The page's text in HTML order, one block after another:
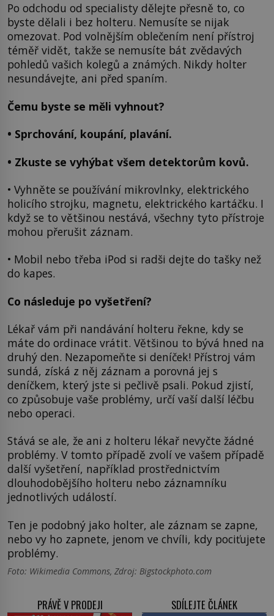
Po odchodu od specialisty dělejte přesně to, co
byste dělali i bez holteru. Nemusíte se nijak
omezovat. Pod volnějším oblečením není přístroj
téměř vidět, takže se nemusíte bát zvědavých
pohledů vašich kolegů a známých. Nikdy holter
nesundávejte, ani před spaním.
Čemu byste se měli vyhnout?
• Sprchování, koupání, plavání.
• Zkuste se vyhýbat všem detektorům kovů.
• Vyhněte se používání mikrovlnky, elektrického
holicího strojku, magnetu, elektrického kartáčku. I
když se to většinou nestává, všechny tyto přístroje
mohou přerušit záznam.
• Mobil nebo třeba iPod si radši dejte do tašky než
do kapes.
Co následuje po vyšetření?
Lékař vám při nandávání holteru řekne, kdy se
máte do ordinace vrátit. Většinou to bývá hned na
druhý den. Nezapomeňte si deníček! Přístroj vám
sundá, získá z něj záznam a porovná jej s
deníčkem, který jste si pečlivě psali. Pokud zjistí,
co způsobuje vaše problémy, určí vaší další léčbu
nebo operaci.
Stává se ale, že ani z holteru lékař nevyčte žádné
problémy. V tomto případě zvolí ve vašem případě
další vyšetření, například prostřednictvím
dlouhodobějšího holteru nebo záznamníku
jednotlivých událostí.
Ten je podobný jako holter, ale záznam se zapne,
nebo vy ho zapnete, jenom ve chvíli, kdy pociťujete
problémy.
Foto: Wikimedia Commons, Zdroj: Bigstockphoto.com
PRÁVĚ V PRODEJI SDÍLEJTE ČLÁNEK